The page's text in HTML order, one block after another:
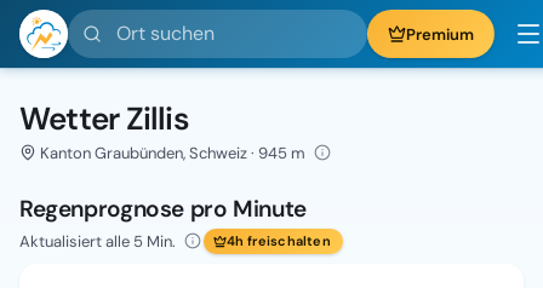
Ort suchen Premium
Wetter Zillis
Kanton Graubünden, Schweiz · 945 m
Regenprognose pro Minute
Aktualisiert alle 5 Min. 4h freischalten